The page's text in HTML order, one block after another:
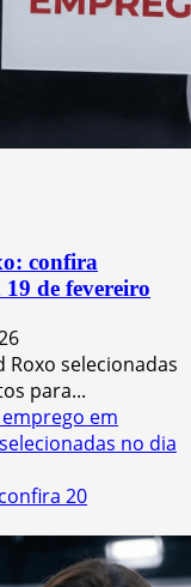
confira
de fevereiro
Roxo selecionadas
para...
em
no dia
20